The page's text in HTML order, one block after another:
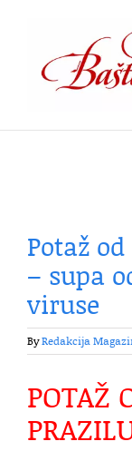
content
Potaž
– supa
viruse
ByRedakcija
POTAŽ